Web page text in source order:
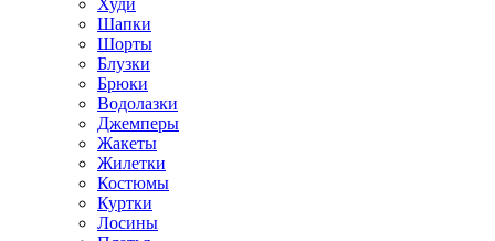
Шапки
Шорты
Блузки
Брюки
Водолазки
Джемперы
Жакеты
Жилетки
Костюмы
Куртки
Лосины